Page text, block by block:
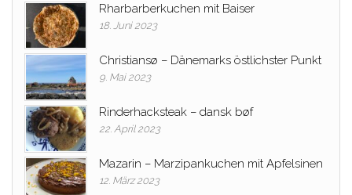
Rharbarberkuchen mit Baiser
18. Juni 2023
Christiansø – Dänemarks östlichster Punkt
9. Mai 2023
Rinderhacksteak – dansk bøf
22. April 2023
Mazarin – Marzipankuchen mit Apfelsinen
12. März 2023